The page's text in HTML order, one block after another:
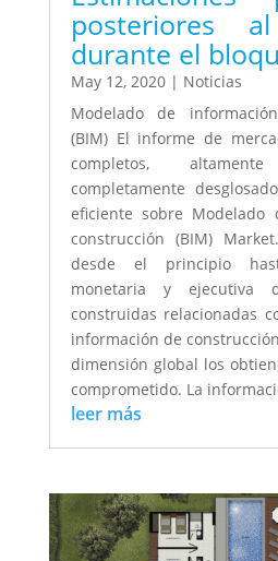
posteriores
durante el
May 12, 2020| Noticias
Modelado de
(BIM) El informe de
completos,
completamente
eficiente sobre Modelado
construcción (BIM)
desde el principio
monetaria y ejecutiva
construidas relacionadas
información de
dimensión global los
comprometido. La
leer más